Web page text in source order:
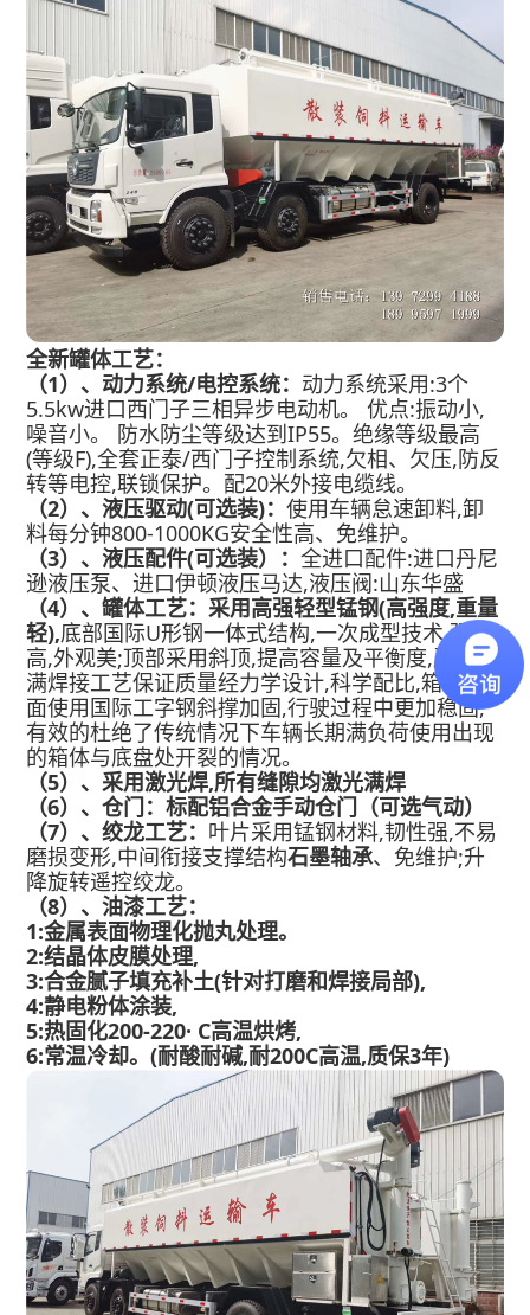
全新罐体工艺：
（1）、 动力系统/电控系统： 动力系统采用:3个
5.5kw进口西门子三相异步电动机。 优点:振动小,
噪音小。 防水防尘等级达到IP55。绝缘等级最高
(等级F),全套正泰/西门子控制系统,欠相、欠压,防反
转等电控,联锁保护。配20米外接电缆线。
（2）、液压驱动(可选装)：使用车辆怠速卸料,卸
料每分钟800-1000KG安全性高、免维护。
（3）、液压配件(可选装） ：全进口配件:进口丹尼
逊液压泵、进口伊顿液压马达,液压阀:山东华盛
（4）、罐体工艺：采用高强轻型锰钢(高强度,重量
轻),底部国际U形钢一体式结构,一次成型技术,强度
高,外观美;顶部采用斜顶,提高容量及平衡度,严格的
满焊接工艺保证质量经力学设计,科学配比,箱体侧
面使用国际工字钢斜撑加固,行驶过程中更加稳固,
有效的杜绝了传统情况下车辆长期满负荷使用出现
的箱体与底盘处开裂的情况。
（5）、采用激光焊,所有缝隙均激光满焊
（6）、仓门：标配铝合金手动仓门（可选气动）
（7）、绞龙工艺： 叶片采用锰钢材料,韧性强,不易
磨损变形,中间衔接支撑结构石墨轴承、免维护;升
降旋转遥控绞龙。
（8）、油漆工艺：
1:金属表面物理化抛丸处理。
2:结晶体皮膜处理,
3:合金腻子填充补土(针对打磨和焊接局部),
4:静电粉体涂装,
5:热固化200-220· C高温烘烤,
6:常温冷却。(耐酸耐碱,耐200C高温,质保3年)